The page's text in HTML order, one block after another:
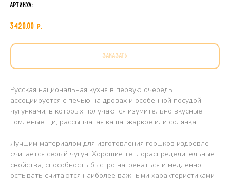
Артикул:
3420,00 р.
ЗАКАЗАТЬ
Русская национальная кухня в первую очередь
ассоциируется с печью на дровах и особенной посудой —
чугунками, в которых получаются изумительно вкусные
томленые щи, рассыпчатая каша, жаркое или солянка.
Лучшим материалом для изготовления горшков издревле
считается серый чугун. Хорошие теплораспределительные
свойства, способность быстро нагреваться и медленно
остывать считаются наиболее важными характеристиками